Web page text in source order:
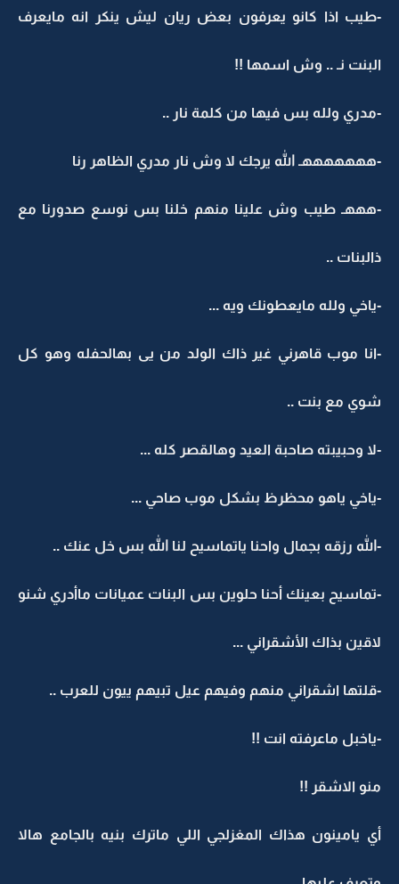
-طيب اذا كانو يعرفون بعض ريان ليش ينكر انه مايعرف
البنت نـ .. وش اسمها !!
-مدري ولله بس فيها من كلمة نار ..
-هههههههـ الله يرجك لا وش نار مدري الظاهر رنا
-هههـ طيب وش علينا منهم خلنا بس نوسع صدورنا مع
ذالبنات ..
-ياخي ولله مايعطونك ويه ...
-انا موب قاهرني غير ذاك الولد من يى بهالحفله وهو كل
شوي مع بنت ..
-لا وحبيبته صاحبة العيد وهالقصر كله ...
-ياخي ياهو محظرظ بشكل موب صاحي ...
-الله رزقه بجمال واحنا ياتماسيح لنا الله بس خل عنك ..
-تماسيح بعينك أحنا حلوين بس البنات عميانات ماأدري شنو
لاقين بذاك الأشقراني ...
-قلتها اشقراني منهم وفيهم عيل تبيهم ييون للعرب ..
-ياخبل ماعرفته انت !!
منو الاشقر !!
أي يامينون هذاك المغزلجي اللي ماترك بنيه بالجامع هالا